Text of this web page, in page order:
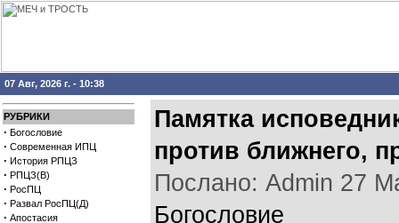
07 Авг, 2026 г. - 10:38
РУБРИКИ
· Богословие
· Современная ИПЦ
· История РПЦЗ
· РПЦЗ(В)
· РосПЦ
· Развал РосПЦ(Д)
· Апостасия
Памятка
против ближнего,
Послано: Admin 27
Богословие